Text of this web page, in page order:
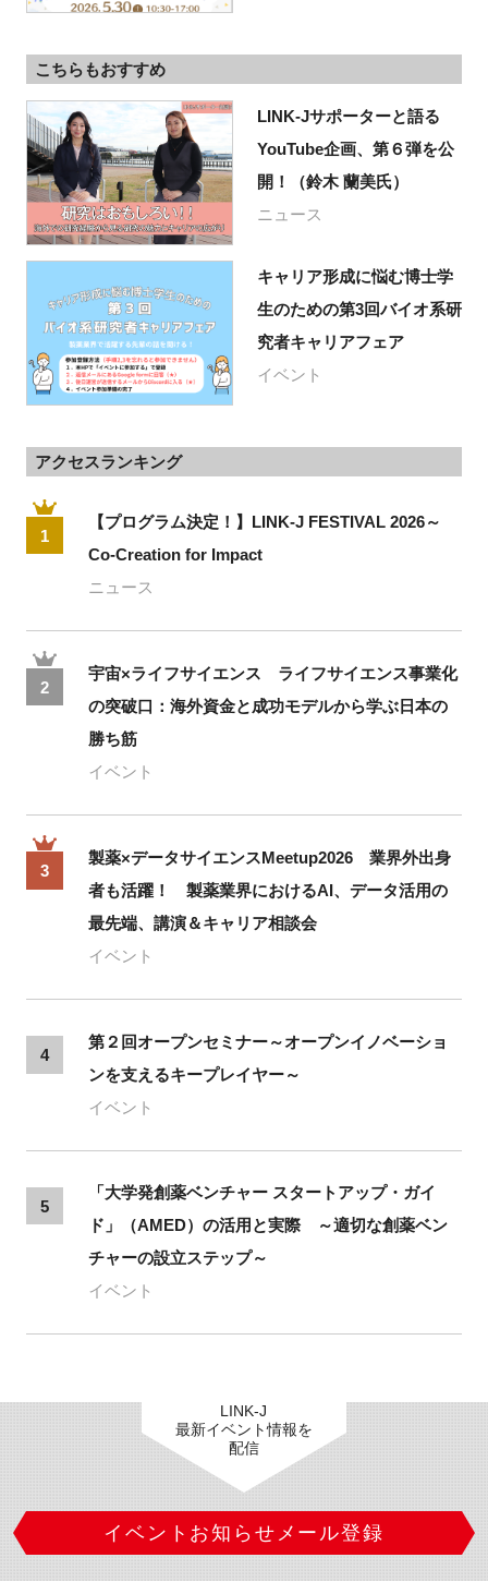
こちらもおすすめ
LINK-Jサポーターと語る
YouTube企画、第６弾を公
開！（鈴木 蘭美氏）
ニュース
キャリア形成に悩む博士学
生のための第3回バイオ系研
究者キャリアフェア
イベント
アクセスランキング
1
【プログラム決定！】LINK-J FESTIVAL 2026～
Co-Creation for Impact
ニュース
2
宇宙×ライフサイエンス ライフサイエンス事業化
の突破口：海外資金と成功モデルから学ぶ日本の
勝ち筋
イベント
3
製薬×データサイエンスMeetup2026 業界外出身
者も活躍！ 製薬業界におけるAI、データ活用の
最先端、講演＆キャリア相談会
イベント
4
第２回オープンセミナー～オープンイノベーショ
ンを支えるキープレイヤー～
イベント
5
「大学発創薬ベンチャー スタートアップ・ガイ
ド」（AMED）の活用と実際 ～適切な創薬ベン
チャーの設立ステップ～
イベント
LINK-J
最新イベント情報を
配信
イベントお知らせメール登録